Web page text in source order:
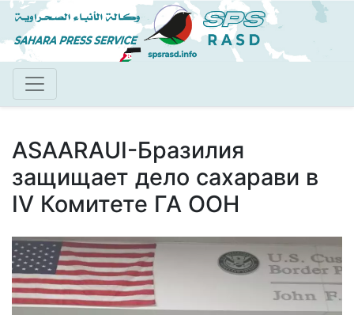
Перейти
к
основному
ASAARAUI-Бразилия
защищает дело сахарави в
IV Комитете ГА ООН